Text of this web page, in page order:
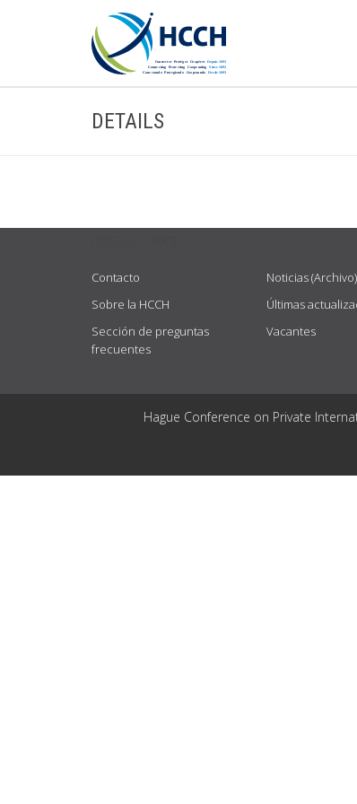
DETAILS
Contacto
Sobre la HCCH
Sección de preguntas
frecuentes
Noticias (Archivo)
Últimas
Vacantes
Hague Conference on Private